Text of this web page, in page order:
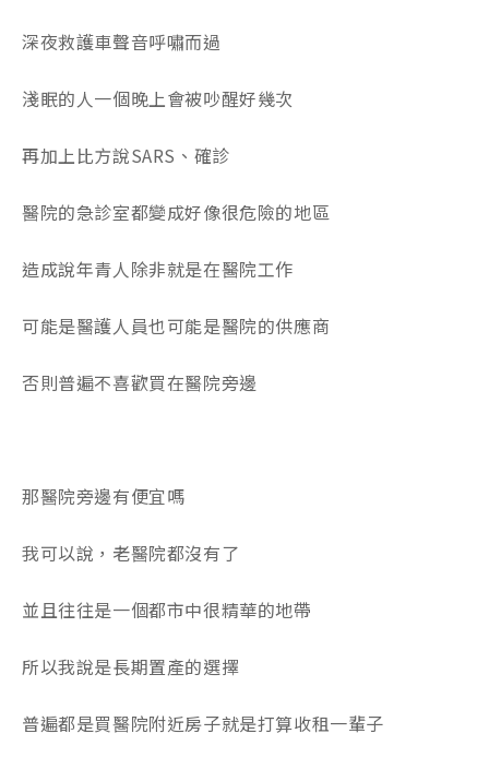
深夜救護車聲音呼嘯而過
淺眠的人一個晚上會被吵醒好幾次
再加上比方說SARS、確診
醫院的急診室都變成好像很危險的地區
造成說年青人除非就是在醫院工作
可能是醫護人員也可能是醫院的供應商
否則普遍不喜歡買在醫院旁邊
那醫院旁邊有便宜嗎
我可以說，老醫院都沒有了
並且往往是一個都市中很精華的地帶
所以我說是長期置產的選擇
普遍都是買醫院附近房子就是打算收租一輩子